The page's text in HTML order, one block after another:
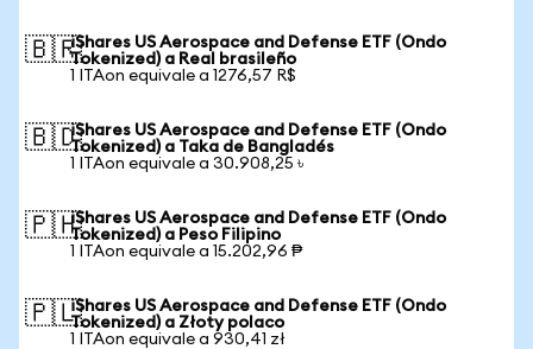
🇧🇷iShares US Aerospace and Defense ETF (Ondo
Tokenized) a Real brasileño
1 ITAon equivale a 1276,57 R$
🇧🇩iShares US Aerospace and Defense ETF (Ondo
Tokenized) a Taka de Bangladés
1 ITAon equivale a 30.908,25 ৳
🇵🇭iShares US Aerospace and Defense ETF (Ondo
Tokenized) a Peso Filipino
1 ITAon equivale a 15.202,96 ₱
🇵🇱iShares US Aerospace and Defense ETF (Ondo
Tokenized) a Złoty polaco
1 ITAon equivale a 930,41 zł